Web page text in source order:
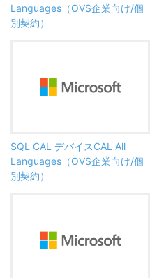
Languages（OVS企業向け/個
別契約）
SQL CAL デバイスCAL All
Languages（OVS企業向け/個
別契約）